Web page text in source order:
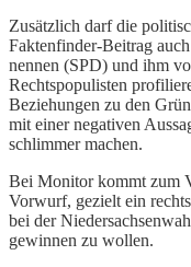
Zusätzlich darf die
Faktenfinder-Beitrag
nennen (SPD) und ihm
Rechtspopulisten
Beziehungen zu den
mit einer negativen
schlimmer machen.
Bei Monitor kommt zum
Vorwurf, gezielt ein
bei der
gewinnen zu wollen.